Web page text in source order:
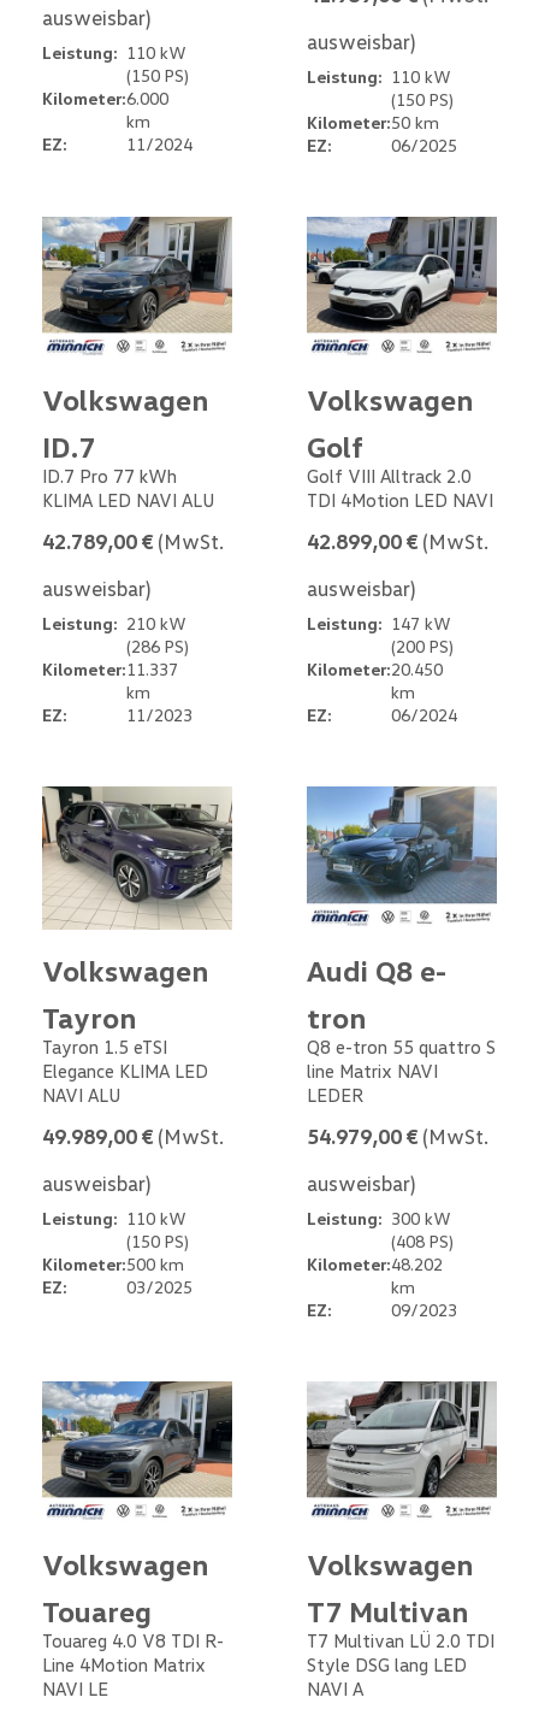
ausweisbar)
Leistung: 110 kW
(150 PS)
Kilometer:6.000
km
EZ:
11/2024
ausweisbar)
Leistung: 110 kW
(150 PS)
Kilometer:50 km
EZ:
06/2025
Volkswagen
ID.7
ID.7 Pro 77 kWh
KLIMA LED NAVI ALU
42.789,00 € (MwSt.
ausweisbar)
Leistung: 210 kW
(286 PS)
Kilometer:11.337
km
EZ:
11/2023
Volkswagen
Golf
Golf VIII Alltrack 2.0
TDI 4Motion LED NAVI
42.899,00 € (MwSt.
ausweisbar)
Leistung: 147 kW
(200 PS)
Kilometer:20.450
km
EZ:
06/2024
Volkswagen
Tayron
Tayron 1.5 eTSI
Elegance KLIMA LED
NAVI ALU
49.989,00 € (MwSt.
ausweisbar)
Leistung: 110 kW
(150 PS)
Kilometer:500 km
EZ:
03/2025
Audi Q8 e-
tron
Q8 e-tron 55 quattro S
line Matrix NAVI
LEDER
54.979,00 € (MwSt.
ausweisbar)
Leistung: 300 kW
(408 PS)
Kilometer:48.202
km
EZ:
09/2023
Volkswagen
Touareg
Touareg 4.0 V8 TDI R-
Line 4Motion Matrix
NAVI LE
Volkswagen
T7 Multivan
T7 Multivan LÜ 2.0 TDI
Style DSG lang LED
NAVI A